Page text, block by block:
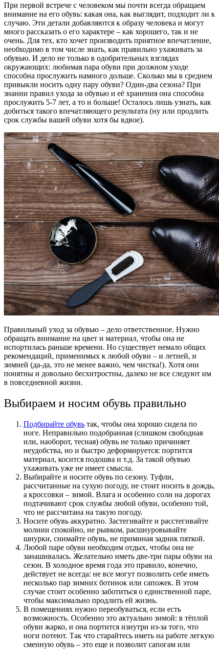
При первой встрече с человеком мы почти всегда обращаем
внимание на его обувь: какая она, как выглядит, подходит ли к
случаю. Эти детали добавляются к образу человека и могут
много рассказать о его характере – как хорошего, так и не
очень. Для тех, кто хочет производить приятное впечатление,
необходимо в том числе знать, как правильно ухаживать за
обувью. И дело не только в одобрительных взглядах
окружающих: любимая пара обуви при должном уходе
способна прослужить намного дольше. Сколько мы в среднем
привыкли носить одну пару обуви? Один-два сезона? При
знании правил ухода за обувью и её хранения она способна
прослужить 5-7 лет, а то и больше! Осталось лишь узнать, как
добиться такого впечатляющего результата (ну или продлить
срок службы вашей обуви хотя бы вдвое).
Правильный уход за обувью – дело ответственное. Нужно
обращать внимание на цвет и материал, чтобы она не
испортилась раньше времени. Но существует немало общих
рекомендаций, применимых к любой обуви – и летней, и
зимней (да-да, это не менее важно, чем чистка!). Хотя они
понятны и довольно бесхитростны, далеко не все следуют им
в повседневной жизни.
Выбираем и носим обувь правильно
Подбирайте обувь так, чтобы она хорошо сидела по
ноге. Неправильно подобранная (слишком свободная
или, наоборот, тесная) обувь не только причиняет
неудобства, но и быстро деформируется: портится
материал, косится подошва и т.д. За такой обувью
ухаживать уже не имеет смысла.
Выбирайте и носите обувь по сезону. Туфли,
рассчитанные на сухую погоду, не стоит носить в дождь,
а кроссовки – зимой. Влага и особенно соли на дорогах
подтачивают срок службы любой обуви, особенно той,
что не рассчитана на такую погоду.
Носите обувь аккуратно. Застегивайте и расстегивайте
молнии спокойно, не рывком, расшнуровывайте
шнурки, снимайте обувь, не приминая задник пяткой.
Любой паре обуви необходим отдых, чтобы она не
занашивалась. Желательно иметь две-три пары обуви на
сезон. В холодное время года это правило, конечно,
действует не всегда: не все могут позволить себе иметь
несколько пар зимних ботинок или сапожек. В этом
случае стоит особенно заботиться о единственной паре,
чтобы максимально продлить ей жизнь.
В помещениях нужно переобуваться, если есть
возможность. Особенно это актуально зимой: в тёплой
обуви жарко, и она портится изнутри из-за того, что
ноги потеют. Так что старайтесь иметь на работе легкую
сменную обувь – это еще и позволит сапогам или